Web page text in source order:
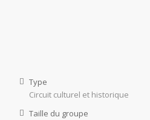
Type
Circuit culturel et historique
Taille du groupe